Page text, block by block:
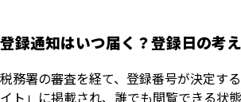
登録通知はいつ届く？登録日の考
税務署の審査を経て、登録番号が決定す
イト」に掲載され、誰でも閲覧できる状態